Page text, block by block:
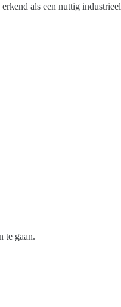
als een nuttig
te gaan.